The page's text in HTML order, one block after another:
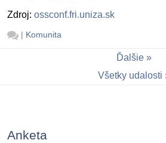
Zdroj: ossconf.fri.uniza.sk
| Komunita
Ďalšie
Všetky udalosti
Anketa